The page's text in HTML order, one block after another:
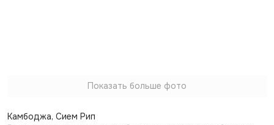
Показать больше фото
Камбоджа, Сием Рип